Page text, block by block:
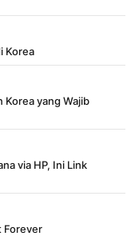
Korea
Korea yang Wajib
via HP, Ini Link
Forever